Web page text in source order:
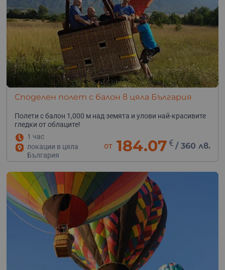
Споделен полет с балон в цяла България
Полети с балон 1,000 м над земята и улови най-красивите
гледки от облаците!
1 час
локации в цяла
България
от 184.07 € /360 лв.